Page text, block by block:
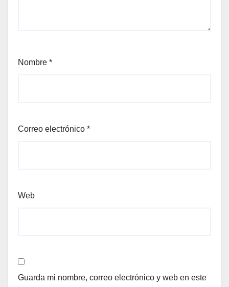
Nombre *
Correo electrónico *
Web
Guarda mi nombre, correo electrónico y web en este